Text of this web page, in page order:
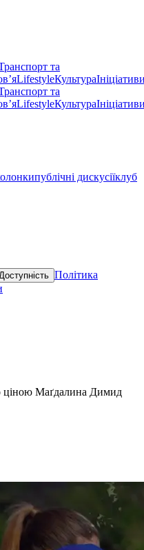
та
LifestyleКультура
та
LifestyleКультура
публічні дискусіїклуб
Доступність Політика
ціною Маґдалина Димид